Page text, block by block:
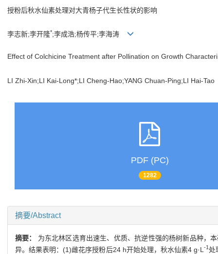
授粉后秋水仙素处理对大青杨子代生长性状的影响
李志新;李开隆*;李成浩;杨传平;李海涛
Effect of Colchicine Treatment after Pollination on Growth
LI Zhi-Xin;LI Kai-Long*;LI Cheng-Hao;YANG Chuan-Ping;LI Hai-
PDF (PC)
1282
摘要/Abstract
摘要： 为东北林区选育出速生、优质、抗逆性强的杨树新品种，
异。结果表明：(1)雌花序授粉后24 h开始处理，秋水仙素4 g·L-1 处